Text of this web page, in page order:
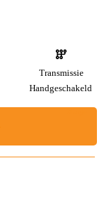
Transmissie
Handgeschakeld